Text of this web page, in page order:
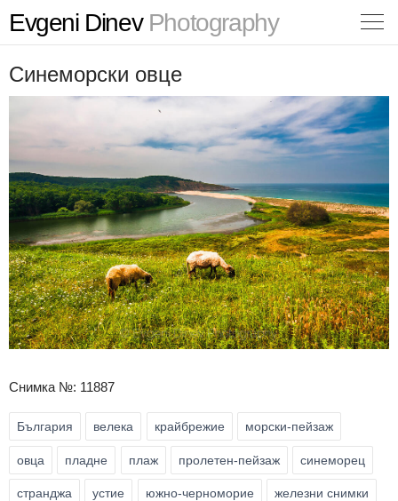
Evgeni DinevPhotography
Синеморски овце
Снимка №: 11887
България велека крайбрежие морски-пейзаж
овца пладне плаж пролетен-пейзаж синеморец
странджа устие южно-черноморие железни снимки